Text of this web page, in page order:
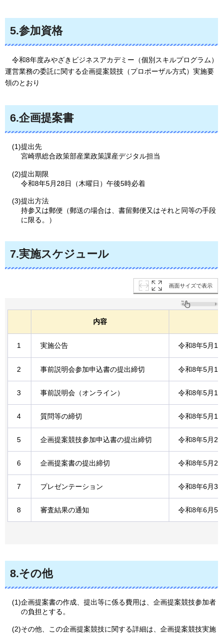
5.参加資格
令和8年度みやざきビジネスアカデミー（個別スキルプログラム）
運営業務の委託に関する企画提案競技（プロポーザル方式）実施要
領のとおり
6.企画提案書
(1)提出先
宮崎県総合政策部産業政策課産デジタル担当
(2)提出期限
令和8年5月28日（木曜日）午後5時必着
(3)提出方法
持参又は郵便（郵送の場合は、書留郵便又はそれと同等の手段
に限る。）
7.実施スケジュール
画面サイズで表示
内容
1 実施公告 令和8年5月1
2 事前説明会参加申込書の提出締切 令和8年5月
3 事前説明会（オンライン） 令和8年5月
4 質問等の締切 令和8年5月
5 企画提案競技参加申込書の提出締切 令和8年5月
6 企画提案書の提出締切 令和8年5月
7 プレゼンテーション 令和8年6月3
8 審査結果の通知 令和8年6月5
8.その他
(1)企画提案書の作成、提出等に係る費用は、企画提案競技参加者
の負担とする。
(2)その他、この企画提案競技に関する詳細は、企画提案競技実施